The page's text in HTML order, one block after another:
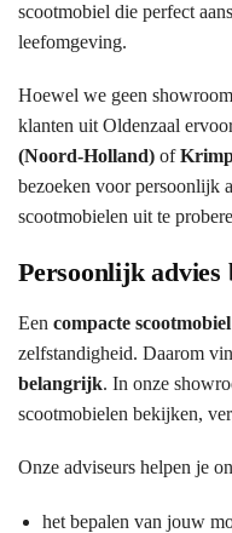
scootmobiel die perfect
leefomgeving.
Hoewel we geen
klanten uit Oldenzaal
(Noord-Holland) of
bezoeken voor persoonlijk
scootmobielen uit te
Persoonlijk advies
Een compacte scootmobiel
zelfstandigheid. Daarom
belangrijk. In onze
scootmobielen bekijken,
Onze adviseurs helpen je
het bepalen van jouw